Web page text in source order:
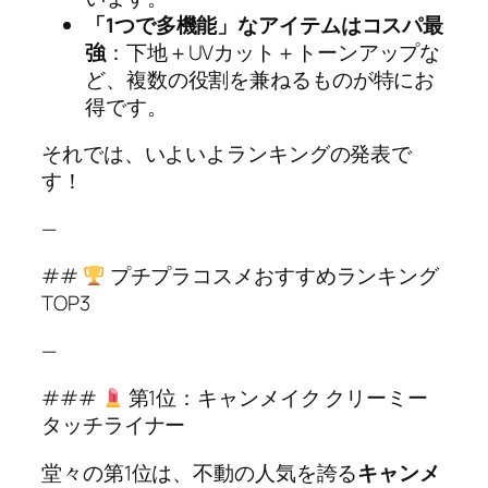
「1つで多機能」なアイテムはコスパ最
強：下地＋UVカット＋トーンアップな
ど、複数の役割を兼ねるものが特にお
得です。
それでは、いよいよランキングの発表で
す！
—
##
プチプラコスメおすすめランキング
TOP3
—
###
第1位：キャンメイク クリーミー
タッチライナー
堂々の第1位は、不動の人気を誇るキャンメ